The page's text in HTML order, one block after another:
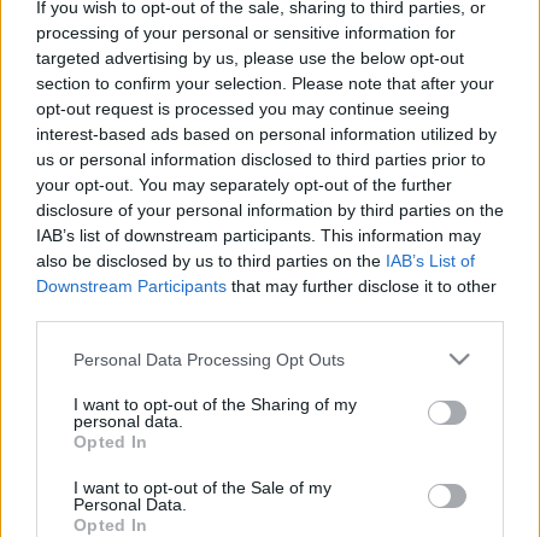
If you wish to opt-out of the sale, sharing to third parties, or
processing of your personal or sensitive information for
targeted advertising by us, please use the below opt-out
section to confirm your selection. Please note that after your
opt-out request is processed you may continue seeing
interest-based ads based on personal information utilized by
us or personal information disclosed to third parties prior to
your opt-out. You may separately opt-out of the further
disclosure of your personal information by third parties on the
IAB’s list of downstream participants. This information may
also be disclosed by us to third parties on the IAB’s List of
Downstream Participants that may further disclose it to other
Please note that this website/app uses one or more Google
not limited to your visit or usage behaviour. You may click to
grant or deny consent to Google and its third-party tags to
use your data for below specified purposes in below Google
consent section.
Personal Data Processing Opt Outs
I want to opt-out of the Sharing of my
personal data.
Opted In
I want to opt-out of the Sale of my
Personal Data.
Opted In
Még megy az AC/DC turnéja (illetve folytatódik
ősszel), de Cliff Williams, a zenekar 66 éves
basszusgitárosa egy interjúban elárulta, hogy a
körút végén befejezi az aktív zenélést. A zenésznek az
lett sok, hogy annyi minden megváltozott a csapat
körül. Malcolm Young gitáos betegség miatt szállt ki,
Phil Rudd dobos túl zűrös lett, Brian Johnson énekes
pedig a hallását veszítette el szinte teljesen, azért
távozott. Ez Williams számára már nem ugyanaz, és
úgy érzi, akkor cselekszik helyesen, ha a turné végén
szögre akasztja a basszusgitárt. Williams amúgy
1977 óta zenél az AC/DC-ben, Angus Young mellett ő
van a legrégebb óta a zenekarban. Nem mintha
most nem így lenne, de ha ő kiszáll, tényleg csak
Angus Young szólózenekara lesz az AC/DC.